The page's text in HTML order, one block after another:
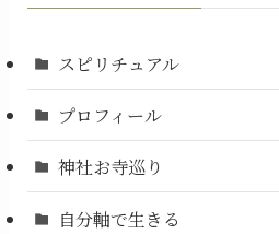
スピリチュアル
プロフィール
神社お寺巡り
自分軸で生きる